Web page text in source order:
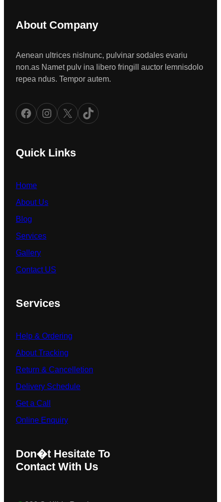
About Company
Aenean ultrices nislnunc, pulvinar sodales evariu
non.as Namet pulv ina libero fringill auctor lemnisdolo
repea ndus. Tempor autem.
Facebook Instagram X TikTok
Quick Links
Home
About Us
Blog
Services
Gallery
Contact US
Services
Help & Ordering
About Tracking
Return & Cancelletion
Delivery Schedule
Get a Call
Online Enquiry
Don�t Hesitate To
Contact With Us